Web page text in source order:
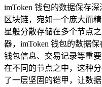
imToken 钱包的数据保存
区块链，宛如一个庞大而
星般分散存储在多个节点
器，imToken 钱包的数据
钱包信息、交易记录等重
在不同的节点之中，这种
了一层坚固的铠甲，让数